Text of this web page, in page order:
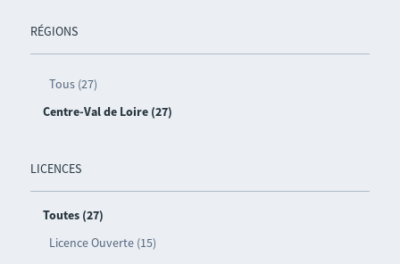
RÉGIONS
Tous (27)
Centre-Val de Loire (27)
LICENCES
Toutes (27)
Licence Ouverte (15)